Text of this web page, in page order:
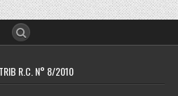
R.C. N° 8/2010